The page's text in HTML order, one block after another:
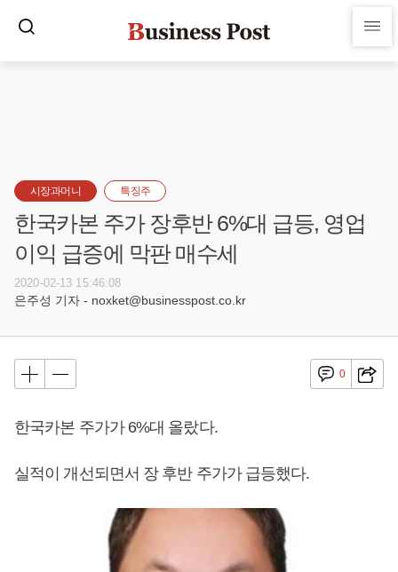
시장과머니 특징주
한국카본 주가 장후반 6%대 급등, 영업
이익 급증에 막판 매수세
2020-02-13 15:46:08
은주성 기자 - noxket@businesspost.co.kr
0
한국카본 주가가 6%대 올랐다.
실적이 개선되면서 장 후반 주가가 급등했다.